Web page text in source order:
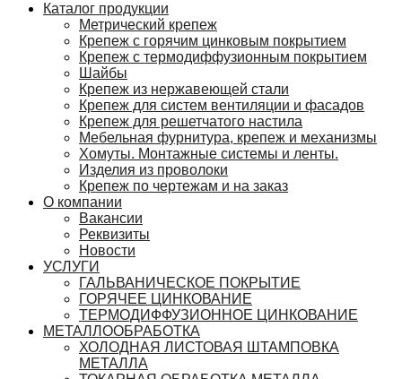
Каталог продукции
Метрический крепеж
Крепеж с горячим цинковым покрытием
Крепеж с термодиффузионным покрытием
Шайбы
Крепеж из нержавеющей стали
Крепеж для систем вентиляции и фасадов
Крепеж для решетчатого настила
Мебельная фурнитура, крепеж и механизмы
Хомуты. Монтажные системы и ленты.
Изделия из проволоки
Крепеж по чертежам и на заказ
О компании
Вакансии
Реквизиты
Новости
УСЛУГИ
ГАЛЬВАНИЧЕСКОЕ ПОКРЫТИЕ
ГОРЯЧЕЕ ЦИНКОВАНИЕ
ТЕРМОДИФФУЗИОННОЕ ЦИНКОВАНИЕ
МЕТАЛЛООБРАБОТКА
ХОЛОДНАЯ ЛИСТОВАЯ ШТАМПОВКА
МЕТАЛЛА